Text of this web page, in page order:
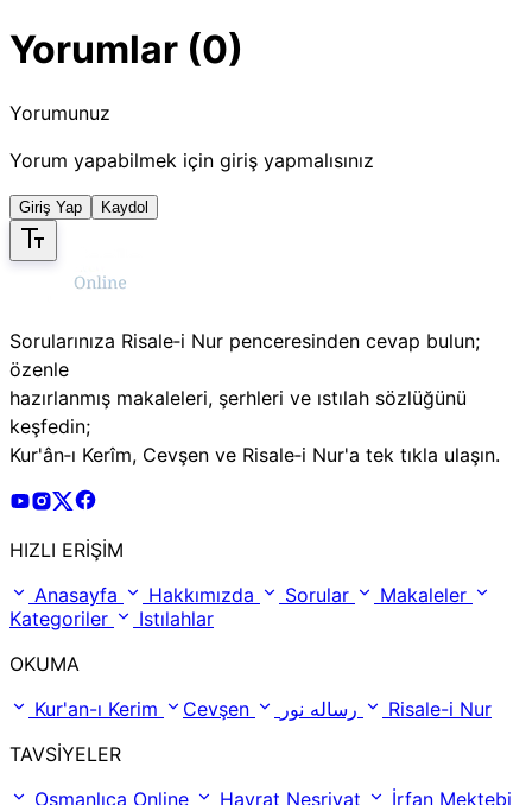
Yorumlar (0)
Yorumunuz
Yorum yapabilmek için giriş yapmalısınız
Giriş Yap Kaydol
Sorularınıza Risale‑i Nur penceresinden cevap bulun;
özenle
hazırlanmış makaleleri, şerhleri ve ıstılah sözlüğünü
keşfedin;
Kur'ân‑ı Kerîm, Cevşen ve Risale‑i Nur'a tek tıkla ulaşın.
Risale Online Youtube Hesabı
Risale Online Instagram Hesabı
Risale Online X Hesabı
HIZLI ERİŞİM
Anasayfa
Hakkımızda Sorular
Makaleler
Kategoriler
Istılahlar
OKUMA
Kur'an-ı Kerim
Cevşen
Risale-i Nur
TAVSİYELER
Osmanlıca Online
Hayrat Neşriyat İrfan Mektebi